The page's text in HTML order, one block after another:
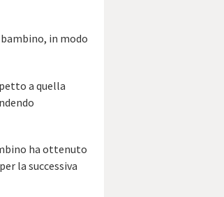
in modo
a quella
ha ottenuto
la successiva